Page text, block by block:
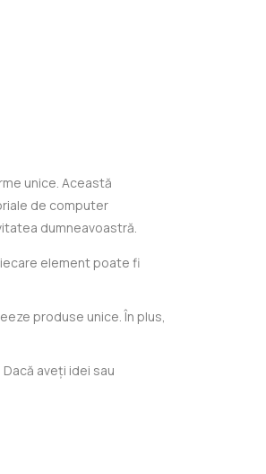
unice. Această
de computer
dumneavoastră.
element poate fi
produse unice. În plus,
aveți idei sau